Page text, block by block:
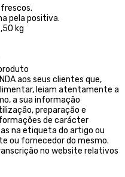
pela positiva.
kg
aos seus clientes que,
leiam atentamente a
a sua informação
preparação e
de carácter
na etiqueta do artigo ou
ou fornecedor do mesmo.
no website relativos